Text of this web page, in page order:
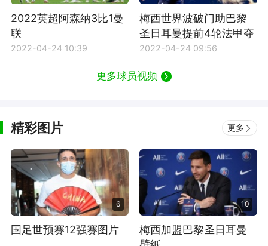
2022英超阿森纳3比1曼
联
2022-04-24 10:39
梅西世界波破门助巴黎
圣日耳曼提前4轮法甲夺
冠
2022-04-24 09:56
更多球员视频
精彩图片 更多
6
国足世预赛12强赛图片
10
梅西加盟巴黎圣日耳曼